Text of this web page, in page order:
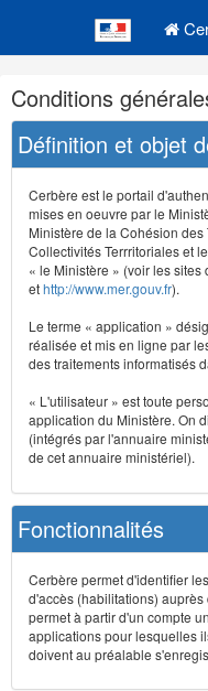
Navigation
et
outils
annexes
Conditions
Définition et objet
Cerbère est le portail
mises en oeuvre par le
Ministère de la Cohésion
Collectivités Terrritoriales et
« le Ministère » (voir les sites
ethttp://www.mer.gouv.fr).
Le terme « application »
réalisée et mis en ligne par
des traitements informatisés
« L'utilisateur » est toute
application du Ministère. On
(intégrés par l'annuaire
de cet annuaire ministériel).
Fonctionnalités
Cerbère permet d'identifier
d'accès (habilitations)
permet à partir d'un compte
applications pour lesquelles
doivent au préalable